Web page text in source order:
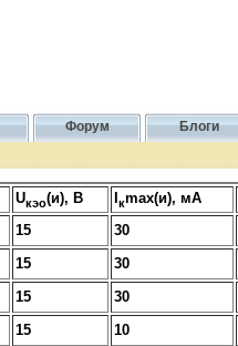
Форум Блоги
Uкэо(и), В кmax(и), мА
15 30
15 30
15 30
15 10